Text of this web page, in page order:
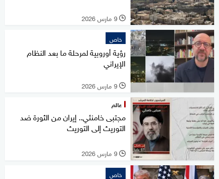
l 9 مارس 2026
خاص
رؤية أوروبية لمرحلة ما بعد النظام
الإيراني
l 9 مارس 2026
عالم
مجتبى خامنئي.. إيران من الثورة ضد
التوريث إلى التوريث
l 9 مارس 2026
خاص